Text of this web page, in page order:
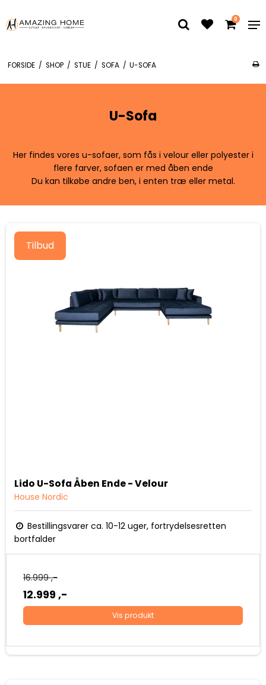
0
FORSIDE / SHOP / STUE / SOFA / U-SOFA
U-Sofa
Her findes vores u-sofaer, som fås i velour eller polyester i
flere farver, sofaen er med åben ende
Du kan tilkøbe andre ben, i enten træ eller metal.
Tilbud
Lido U-Sofa Åben Ende - Velour
House Nordic
Bestillingsvarer ca. 10-12 uger, fortrydelsesretten
bortfalder
16.999 ,-
12.999 ,-
Vis produkt